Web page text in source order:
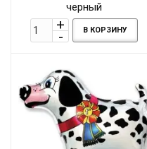
черный
В КОРЗИНУ